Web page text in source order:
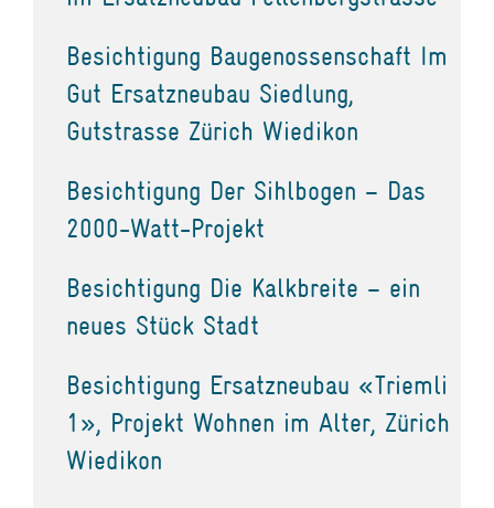
Besichtigung Baugenossenschaft Im
Gut Ersatzneubau Siedlung,
Gutstrasse Zürich Wiedikon
Besichtigung Der Sihlbogen – Das
2000-Watt-Projekt
Besichtigung Die Kalkbreite – ein
neues Stück Stadt
Besichtigung Ersatzneubau «Triemli
1», Projekt Wohnen im Alter, Zürich
Wiedikon